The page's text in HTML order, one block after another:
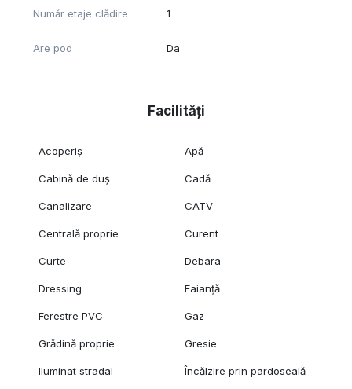
Număr etaje clădire 1
Are pod Da
Facilități
Acoperiș Apă
Cabină de duș Cadă
Canalizare CATV
Centrală proprie Curent
Curte Debara
Dressing Faianță
Ferestre PVC Gaz
Grădină proprie Gresie
Iluminat stradal Încălzire prin pardoseală